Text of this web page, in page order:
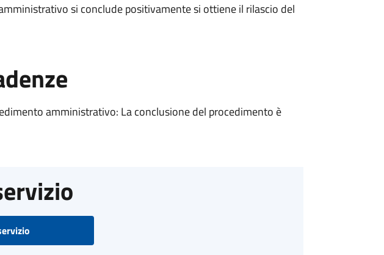
si conclude positivamente si ottiene il rilascio del
amministrativo: La conclusione del procedimento è